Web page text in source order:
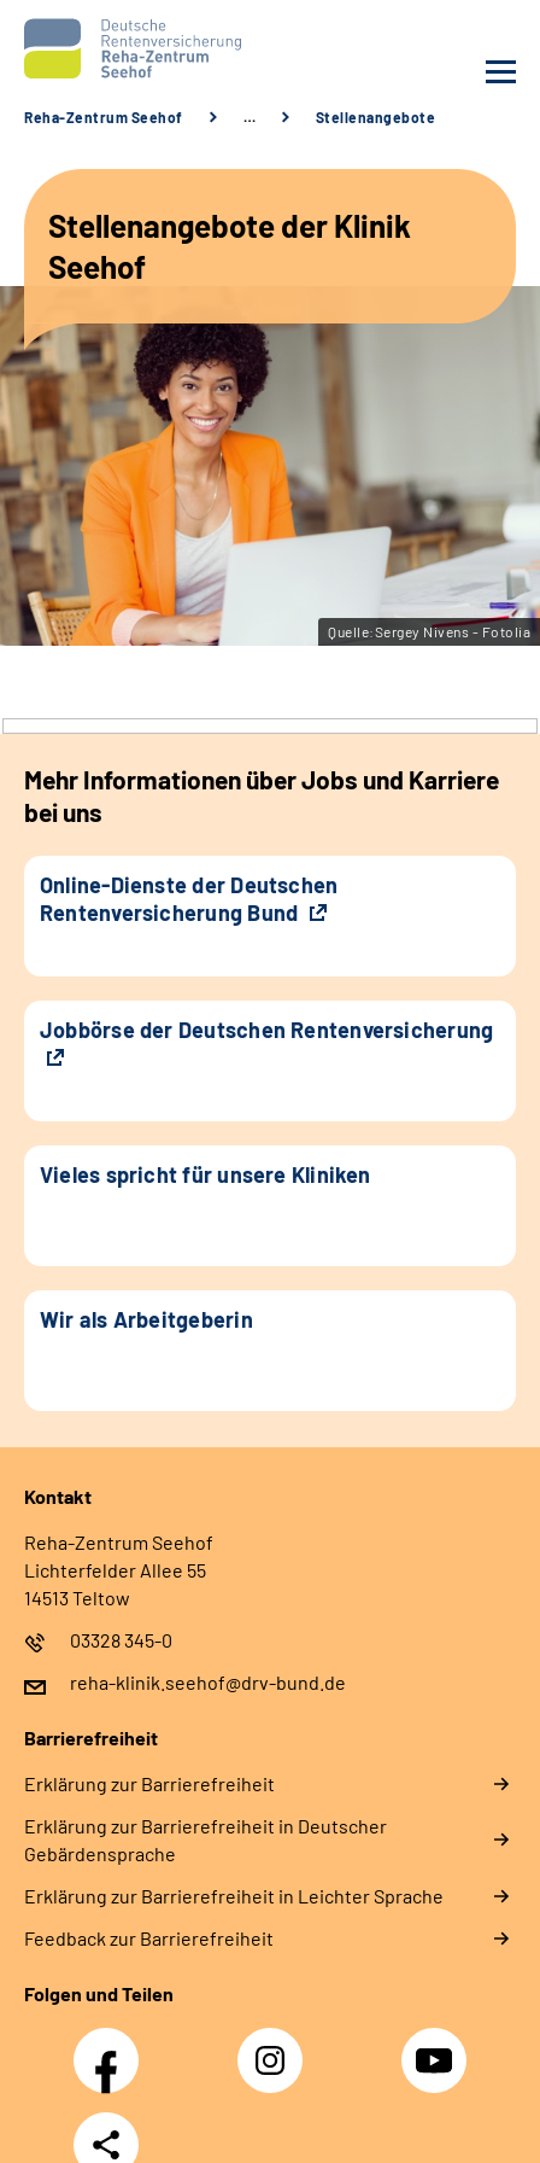
Unsere Angebote
Karriere
Sozialdienste & Zuweisende
Suche
Leichte Sprache
Gebärdensprache
Reha-Zentrum Seehof … Stellenangebote
Stellenangebote der Klinik
Seehof
Quelle:Sergey Nivens - Fotolia
Mehr Informationen über Jobs und Karriere
bei uns
Online-Dienste der Deutschen
Rentenversicherung Bund
Jobbörse der Deutschen Rentenversicherung
Vieles spricht für unsere Kliniken
Wir als Arbeitgeberin
Kontakt
Reha-Zentrum Seehof
Lichterfelder Allee 55
14513 Teltow
03328 345-0
reha-klinik.seehof@drv-bund.de
Barrierefreiheit
Erklärung zur Barrierefreiheit
Erklärung zur Barrierefreiheit in Deutscher
Gebärdensprache
Erklärung zur Barrierefreiheit in Leichter Sprache
Feedback zur Barrierefreiheit
Folgen und Teilen
Facebook Instagram YouTube
Teilen